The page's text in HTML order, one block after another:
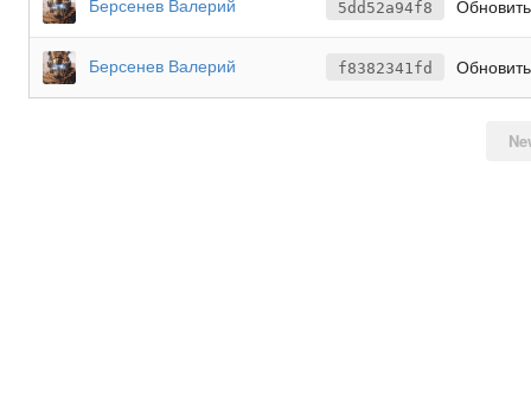
5dd52a94f8
Берсенев Валерий f8382341fd